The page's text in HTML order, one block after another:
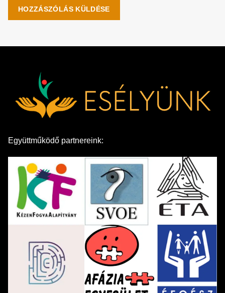
Együttműködő partnereink: